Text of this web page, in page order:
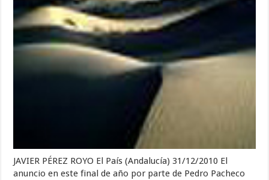
JAVIER PÉREZ ROYO El País (Andalucía) 31/12/2010 El
anuncio en este final de año por parte de Pedro Pacheco